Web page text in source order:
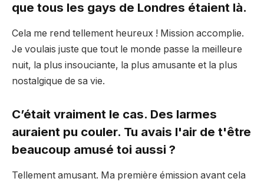
que tous les gays de Londres étaient là.
Cela me rend tellement heureux ! Mission accomplie.
Je voulais juste que tout le monde passe la meilleure
nuit, la plus insouciante, la plus amusante et la plus
nostalgique de sa vie.
C’était vraiment le cas. Des larmes
auraient pu couler. Tu avais l'air de t'être
beaucoup amusé toi aussi ?
Tellement amusant. Ma première émission avant cela